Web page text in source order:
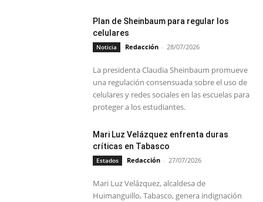
Plan de Sheinbaum para regular los
celulares
Noticia Redacción - 28/07/2026
La presidenta Claudia Sheinbaum promueve
una regulación consensuada sobre el uso de
celulares y redes sociales en las escuelas para
proteger a los estudiantes.
Mari Luz Velázquez enfrenta duras
críticas en Tabasco
Estados Redacción - 27/07/2026
Mari Luz Velázquez, alcaldesa de
Huimanguillo, Tabasco, genera indignación